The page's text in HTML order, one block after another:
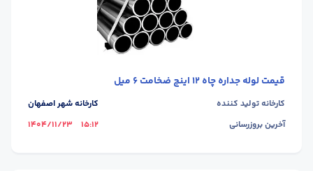
قیمت لوله جداره چاه 12 اینچ ضخامت 6 میل
کارخانه تولید کننده
کارخانه شهر اصفهان
آخرین بروزرسانی
15:12
1404/11/23